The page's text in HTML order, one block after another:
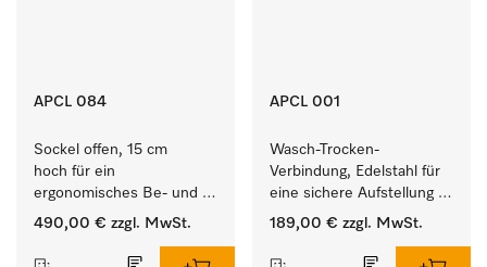
APCL 084
Sockel offen, 15 cm
hoch für ein
ergonomisches Be- und
Entladen von
Trockner.
490,00 € zzgl. MwSt.
APCL 001
Wasch-Trocken-
Verbindung, Edelstahl für
eine sichere Aufstellung
zu einer Wasch-Trocken-
189,00 € zzgl. MwSt.